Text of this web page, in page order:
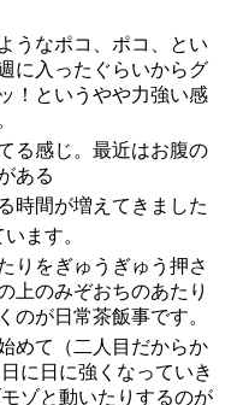
うなポコ、ポコ、とい
に入ったぐらいからグ
！というやや力強い感
る感じ。最近はお腹の
ある
時間が増えてきました
ます。
りをぎゅうぎゅう押さ
上のみぞおちのあたり
のが日常茶飯事です。
めて（二人目だからか
に日に強くなっていき
ゾと動いたりするのが